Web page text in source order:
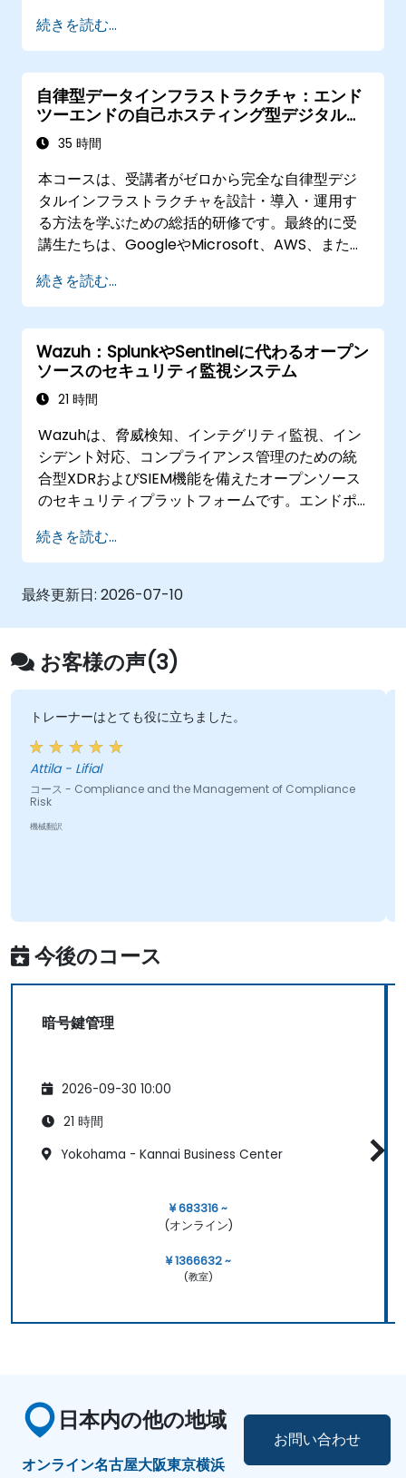
お問い合わせ
い知識を持てるようになる。
PCI DSSの内容や、取引処理に関与する組織
への適用方法を説明できる。
続きを読む...
自律型データインフラストラクチャ：エンド
ツーエンドの自己ホスティング型デジタル基
盤の構築
35 時間
本コースは、受講者がゼロから完全な自律型デジ
タルインフラストラクチャを設計・導入・運用す
る方法を学ぶための総括的研修です。最終的に受
講生たちは、GoogleやMicrosoft、AWS、また各
グ型かつオープンソースツールのみを使用して実
際に機能するミニ組織を構築することになりま
す。具体的には認証管理、コミュニケーション、
業務効率化、開発環境、セキュリティ対策、AI活
用、監視システムなどが含まれます。
続きを読む...
Wazuh：SplunkやSentinelに代わるオープン
ソースのセキュリティ監視システム
21 時間
Wazuhは、脅威検知、インテグリティ監視、イン
シデント対応、コンプライアンス管理のための統
合型XDRおよびSIEM機能を備えたオープンソース
のセキュリティプラットフォームです。エンドポ
で処理することにより、Splunk Enterprise
SecurityやMicrosoft Sentinelなどのクラウドネ
イティブなSIEM製品に代わる実用的な代替手段と
続きを読む...
最終更新日: 2026-07-10
お客様の声(3)
も役に立ちました。
and the Management of Compliance コース - Micro Focus
今後のコース
暗号鍵管理
2026-09-30 10:00
21 時間
Yokohama - Kannai Business Center
¥ 683316 ~
(オンライン)
¥ 1366632 ~
(教室)
日本内の他の地域
オンライン名古屋大阪東京横浜